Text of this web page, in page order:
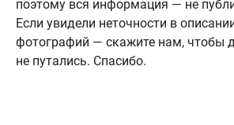
поэтому вся информация — не
Если увидели неточности в
фотографий — скажите нам, чтобы
не путались. Спасибо.